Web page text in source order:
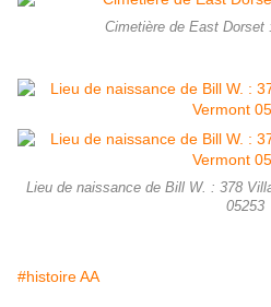
Cimetière de East Dorset
Lieu de naissance de Bill W. : 378
05253
#histoire AA